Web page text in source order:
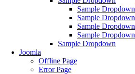
Sample Dropdown
Sample Dropdown
Sample Dropdown
Sample Dropdown
Sample Dropdown
Joomla
Offline Page
Error Page